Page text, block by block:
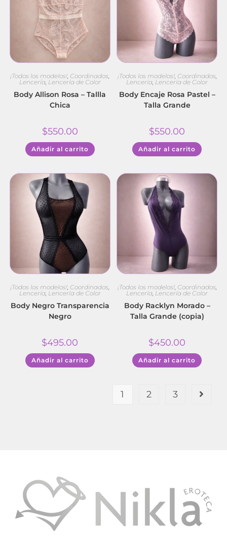
¡Todos los modelos!, Coordinados,
Lencería, Lencería de Color
Body Allison Rosa – Tallla
Chica
$550.00
Añadir al carrito
¡Todos los modelos!, Coordinados,
Lencería, Lencería de Color
Body Encaje Rosa Pastel –
Talla Grande
$550.00
Añadir al carrito
¡Todos los modelos!, Coordinados,
Lencería, Lencería de Color
Body Negro Transparencia
Negro
$495.00
Añadir al carrito
¡Todos los modelos!, Coordinados,
Lencería, Lencería de Color
Body Racklyn Morado –
Talla Grande (copia)
$450.00
Añadir al carrito
1 2 3